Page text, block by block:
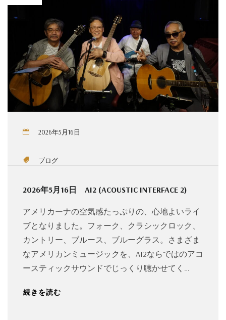
2026年5月16日
ブログ
2026年5月16日 AI2 (ACOUSTIC INTERFACE 2)
アメリカーナの空気感たっぷりの、心地よいライ
ブとなりました。フォーク、クラシックロック、
カントリー、ブルース、ブルーグラス。さまざま
なアメリカンミュージックを、AI2ならではのアコ
ースティックサウンドでじっくり聴かせてく…
続きを読む